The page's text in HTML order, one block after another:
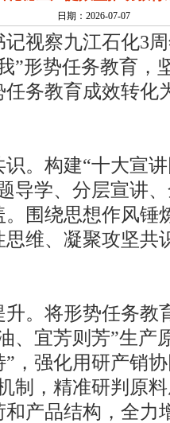
日期：2026-07-07
视察九江石化3
”形势任务教育，
务教育成效转化
。构建“十大宣
导学、分层宣讲
围绕思想作风锤
维、凝聚攻坚共
。将形势任务教
、宜芳则芳”生产
，强化用研产销
制，精准研判原
产品结构，全力